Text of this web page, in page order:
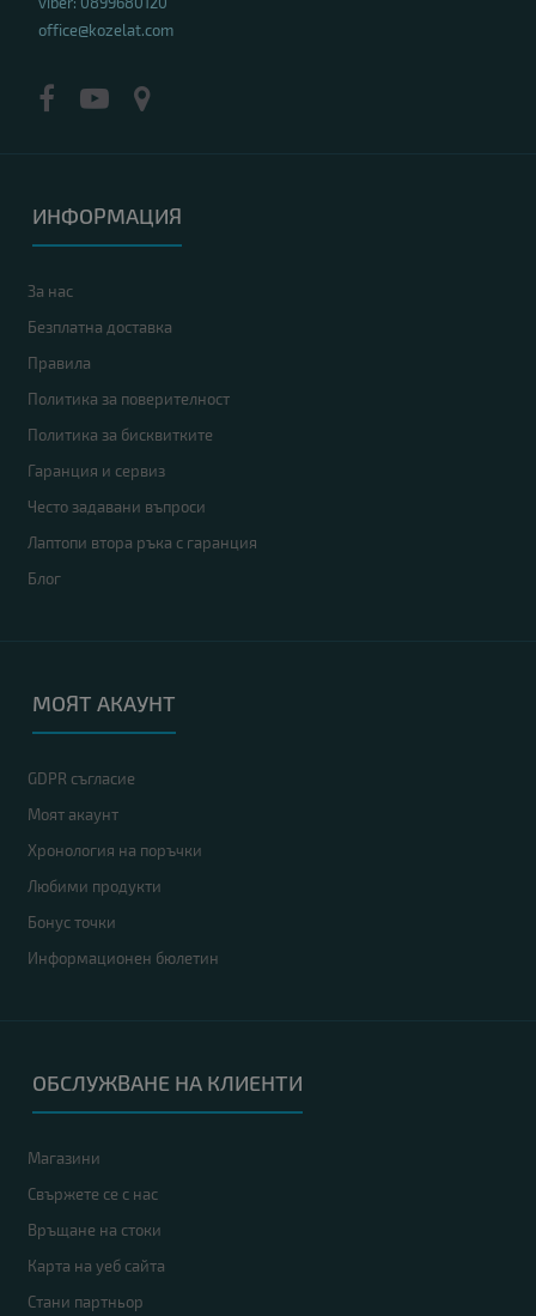
office@kozelat.com
ИНФОРМАЦИЯ
За нас
Безплатна доставка
Правила
Политика за поверителност
Политика за бисквитките
Гаранция и сервиз
Често задавани въпроси
Лаптопи втора ръка с гаранция
Блог
МОЯТ АКАУНТ
GDPR съгласие
Моят акаунт
Хронология на поръчки
Любими продукти
Бонус точки
Информационен бюлетин
ОБСЛУЖВАНЕ НА КЛИЕНТИ
Магазини
Свържете се с нас
Връщане на стоки
Карта на уеб сайта
Стани партньор